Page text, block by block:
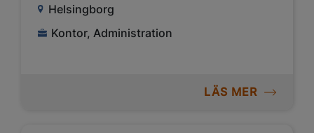
Helsingborg
Kontor, Administration
LÄS MER